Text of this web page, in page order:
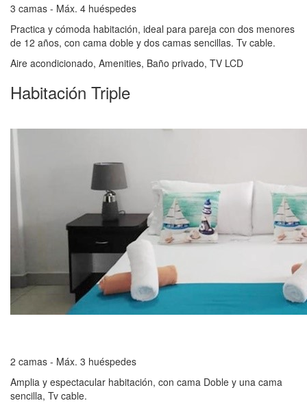
3 camas - Máx. 4 huéspedes
Practica y cómoda habitación, ideal para pareja con dos menores
de 12 años, con cama doble y dos camas sencillas. Tv cable.
Aire acondicionado, Amenities, Baño privado, TV LCD
Habitación Triple
2 camas - Máx. 3 huéspedes
Amplia y espectacular habitación, con cama Doble y una cama
sencilla, Tv cable.